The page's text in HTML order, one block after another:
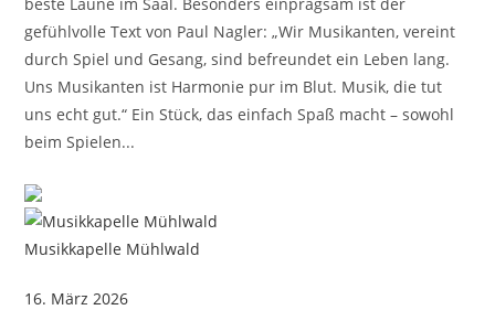
gefühlvolle Text von Paul Nagler: „Wir Musikanten, vereint
durch Spiel und Gesang, sind befreundet ein Leben lang.
Uns Musikanten ist Harmonie pur im Blut. Musik, die tut
uns echt gut.“ Ein Stück, das einfach Spaß macht – sowohl
beim Spielen...
Musikkapelle Mühlwald
16. März 2026